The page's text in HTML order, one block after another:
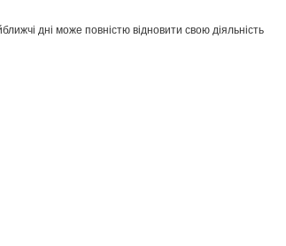
дні може повністю відновити свою діяльність